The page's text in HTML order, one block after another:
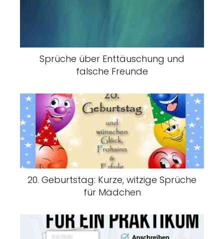
Sprüche über Enttäuschung und
falsche Freunde
20. Geburtstag: Kurze, witzige Sprüche
für Mädchen